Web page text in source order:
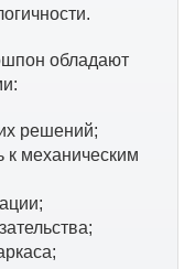
обладают
решений;
к механическим